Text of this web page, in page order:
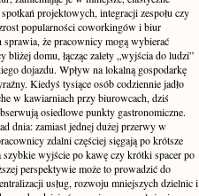
projektowych, integracji zespołu czy
popularności coworkingów i biur
że pracownicy mogą wybierać
bliżej domu, łącząc zalety „wyjścia do ludzi”
dojazdu. Wpływ na lokalną gospodarkę
Kiedyś tysiące osób codziennie jadło
w kawiarniach przy biurowcach, dziś
osiedlowe punkty gastronomiczne.
dnia: zamiast jednej dużej przerwy w
zdalni częściej sięgają po krótsze
szybkie wyjście po kawę czy krótki spacer po
perspektywie może to prowadzić do
usług, rozwoju mniejszych dzielnic i